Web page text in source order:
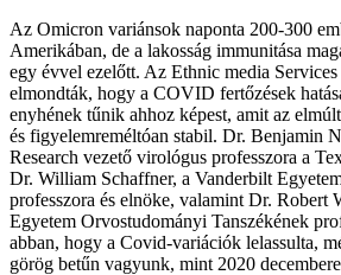
Az Omicron variánsok naponta 200-300
Amerikában, de a lakosság immunitása
egy évvel ezelőtt. Az Ethnic media Services
elmondták, hogy a COVID fertőzések
enyhének tűnik ahhoz képest, amit az
és figyelemreméltóan stabil. Dr. Benjamin
Research vezető virológus professzora a
Dr. William Schaffner, a Vanderbilt
professzora és elnöke, valamint Dr. Robert
Egyetem Orvostudományi Tanszékének
abban, hogy a Covid-variációk lelassulta,
görög betűn vagyunk, mint 2020